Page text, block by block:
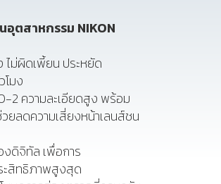
อุตสาหกรรม NIKON
ไม่ผิดเพี้ยน ประหยัด
มง
2 ความละเอียดสูง พร้อม
ยลดความเสี่ยงหน้าเลนส์ชน
ดิจิทัล เพื่อการ
ะสิทธิภาพสูงสุด